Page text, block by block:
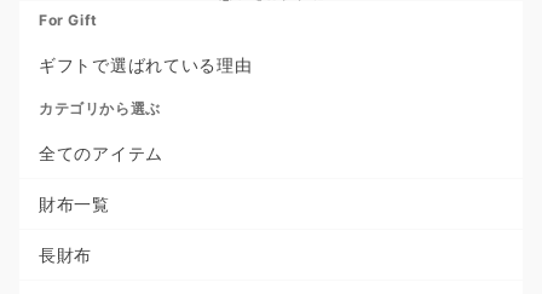
For Gift
ギフトで選ばれている理由
カテゴリから選ぶ
全てのアイテム
財布一覧
長財布